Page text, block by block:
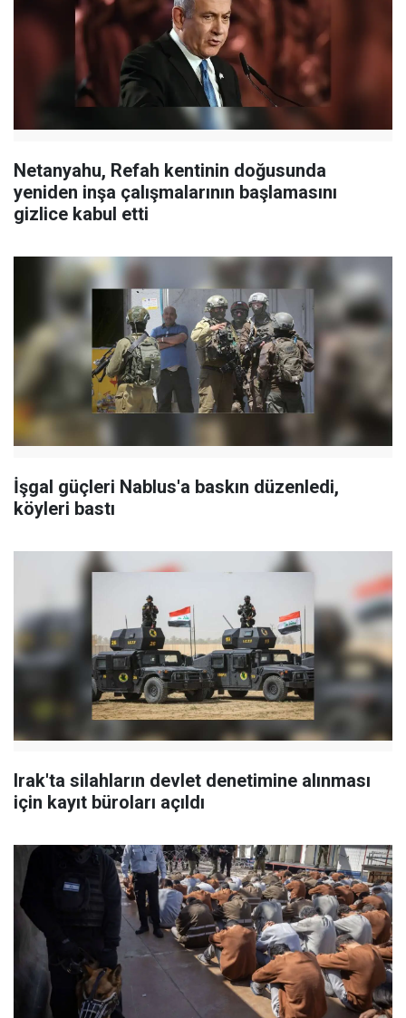
Netanyahu, Refah kentinin doğusunda
yeniden inşa çalışmalarının başlamasını
gizlice kabul etti
İşgal güçleri Nablus'a baskın düzenledi,
köyleri bastı
Irak'ta silahların devlet denetimine alınması
için kayıt büroları açıldı